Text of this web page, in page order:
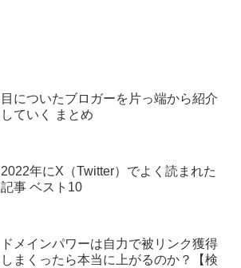
目についたブロガーを片っ端から紹介
していく まとめ
2022年にX（Twitter）でよく読まれた
記事 ベスト10
ドメインパワーは自力で被リンク獲得
しまくったら本当に上がるのか？【検